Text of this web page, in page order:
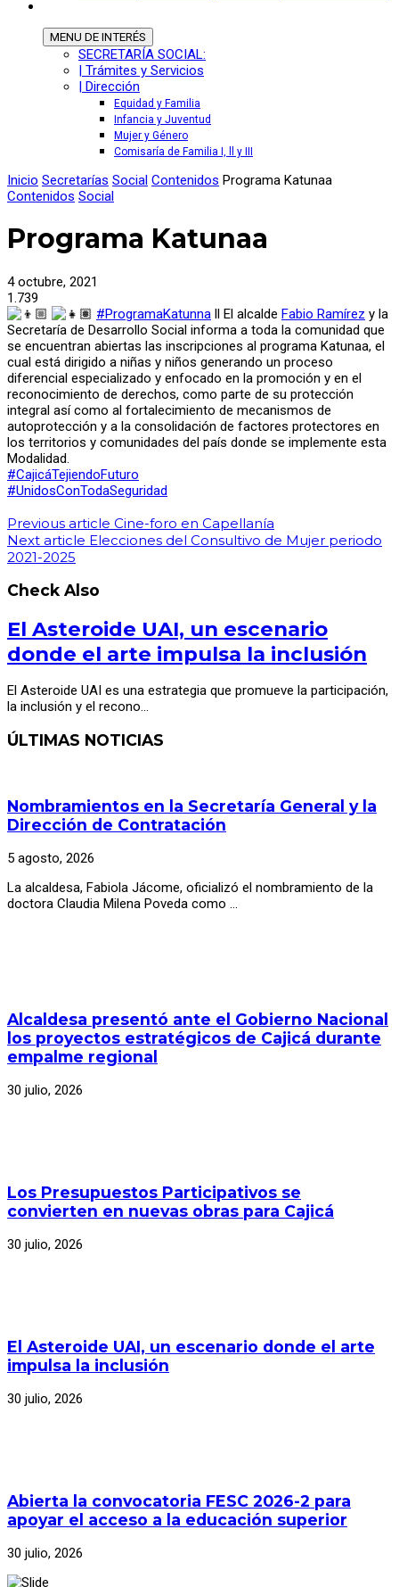
MENU DE INTERÉS
SECRETARÍA SOCIAL:
| Trámites y Servicios
| Dirección
Equidad y Familia
Infancia y Juventud
Mujer y Género
Comisaría de Familia I, ll y III
Inicio Secretarías Social Contenidos Programa Katunaa
Contenidos Social
Programa Katunaa
4 octubre, 2021
1.739
#ProgramaKatunna ll El alcalde Fabio Ramírez y la
Secretaría de Desarrollo Social informa a toda la comunidad que
se encuentran abiertas las inscripciones al programa Katunaa, el
cual está dirigido a niñas y niños generando un proceso
diferencial especializado y enfocado en la promoción y en el
reconocimiento de derechos, como parte de su protección
integral así como al fortalecimiento de mecanismos de
autoprotección y a la consolidación de factores protectores en
los territorios y comunidades del país donde se implemente esta
Modalidad.
#CajicáTejiendoFuturo
#UnidosConTodaSeguridad
Previous article Cine-foro en Capellanía
Next article Elecciones del Consultivo de Mujer periodo
2021-2025
Check Also
El Asteroide UAI, un escenario
donde el arte impulsa la inclusión
El Asteroide UAI es una estrategia que promueve la participación,
la inclusión y el recono…
ÚLTIMAS NOTICIAS
Nombramientos en la Secretaría General y la
Dirección de Contratación
5 agosto, 2026
La alcaldesa, Fabiola Jácome, oficializó el nombramiento de la
doctora Claudia Milena Poveda como …
Alcaldesa presentó ante el Gobierno Nacional
los proyectos estratégicos de Cajicá durante
empalme regional
30 julio, 2026
Los Presupuestos Participativos se
convierten en nuevas obras para Cajicá
30 julio, 2026
El Asteroide UAI, un escenario donde el arte
impulsa la inclusión
30 julio, 2026
Abierta la convocatoria FESC 2026-2 para
apoyar el acceso a la educación superior
30 julio, 2026